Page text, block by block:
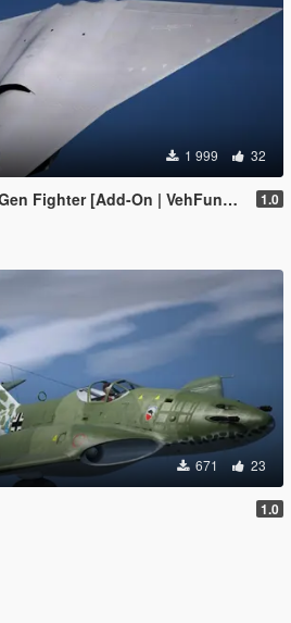
1 999 32
Fighter [Add-On | VehFuncs V] 1.0
671 23
1.0